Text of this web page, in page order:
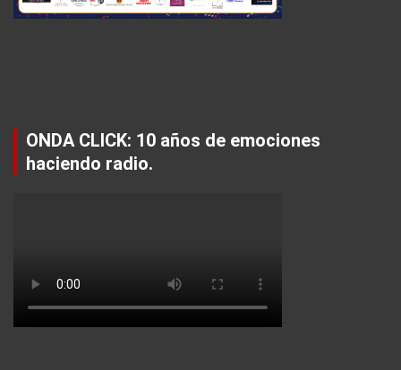
ONDA CLICK: 10 años de emociones
haciendo radio.